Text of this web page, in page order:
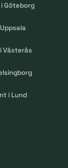
Göteborg
Västerås
i Lund